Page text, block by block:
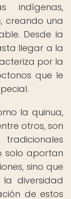
indígenas,
creando una
Desde la
llegar a la
por la
que le
la quinua,
otros, son
solo aportan
sino que
diversidad
de estos